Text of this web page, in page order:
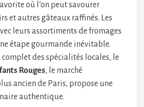
où l’on peut savourer
et autres gâteaux raffinés. Les
leurs assortiments de fromages
étape gourmande inévitable.
complet des spécialités locales, le
Rouges, le marché
ancien de Paris, propose une
authentique.